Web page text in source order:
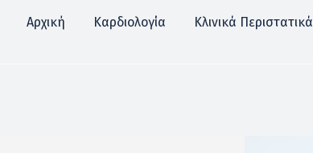
Αρχική Καρδιολογία Κλινικά Περιστατικά